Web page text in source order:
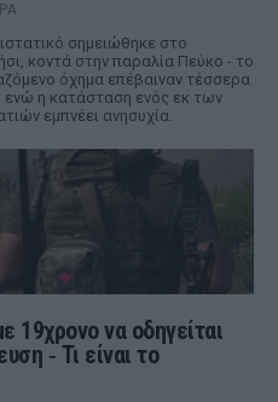
σημειώθηκε στο
κοντά στην παραλία Πεύκο - το
όχημα επέβαιναν τέσσερα
ενώ η κατάσταση ενός εκ των
εμπνέει ανησυχία.
19χρονο να οδηγείται
‑ Τι είναι το